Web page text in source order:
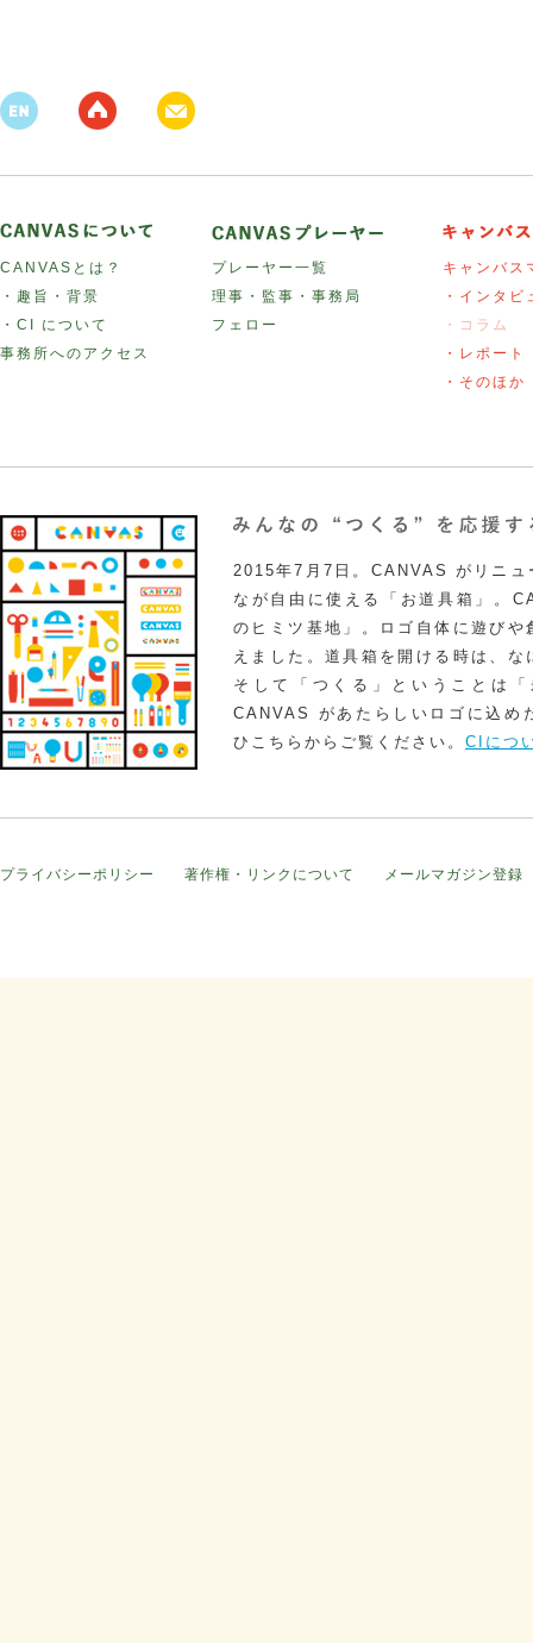
CANVASとは？
・趣旨・背景
・CI について
事務所へのアクセス
プレーヤー一覧
理事・監事・事務局
フェロー
キャンバス
・インタビ
・コラム
・レポート
・そのほか
2015年7月7日。CANVAS がリニュ
なが自由に使える「お道具箱」。
のヒミツ基地」。ロゴ自体に遊び
えました。道具箱を開ける時は、
そして「つくる」ということは
CANVAS があたらしいロゴに込め
ひこちらからご覧ください。 CIにつ
プライバシーポリシー 著作権・リンクについて メールマガジン登録